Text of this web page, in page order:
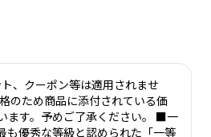
、クーポン等は適用されませ
ため商品に添付されている価
ます。予めご了承ください。 ■一
も優秀な等級と認められた「一等